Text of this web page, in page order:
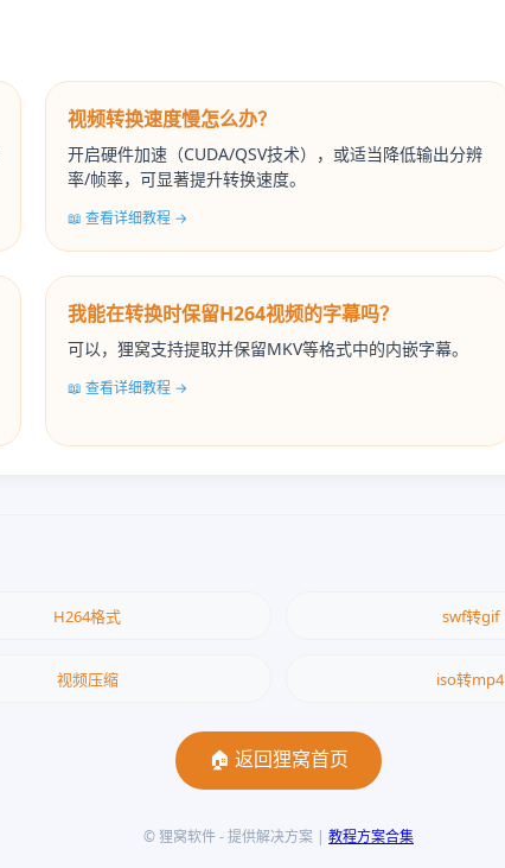
视频转换速度慢怎么办？
开启硬件加速（CUDA/QSV技术），或适当降低输出分辨
率/帧率，可显著提升转换速度。
📖 查看详细教程 →
我能在转换时保留H264视频的字幕吗？
可以，狸窝支持提取并保留MKV等格式中的内嵌字幕。
📖 查看详细教程 →
H264格式 swf转gif
视频压缩 iso转mp4
🏠 返回狸窝首页
© 狸窝软件 - 提供解决方案 | 教程方案合集